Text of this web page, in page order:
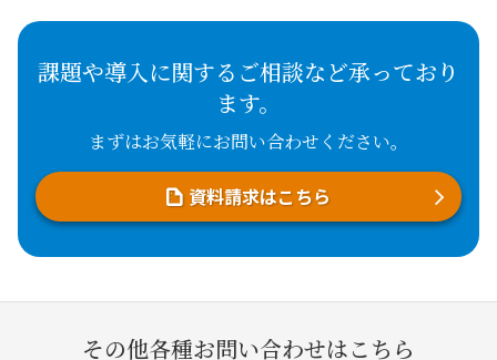
課題や導入に関するご相談など承っており
ます。
まずはお気軽にお問い合わせください。
資料請求はこちら
その他各種お問い合わせはこちら